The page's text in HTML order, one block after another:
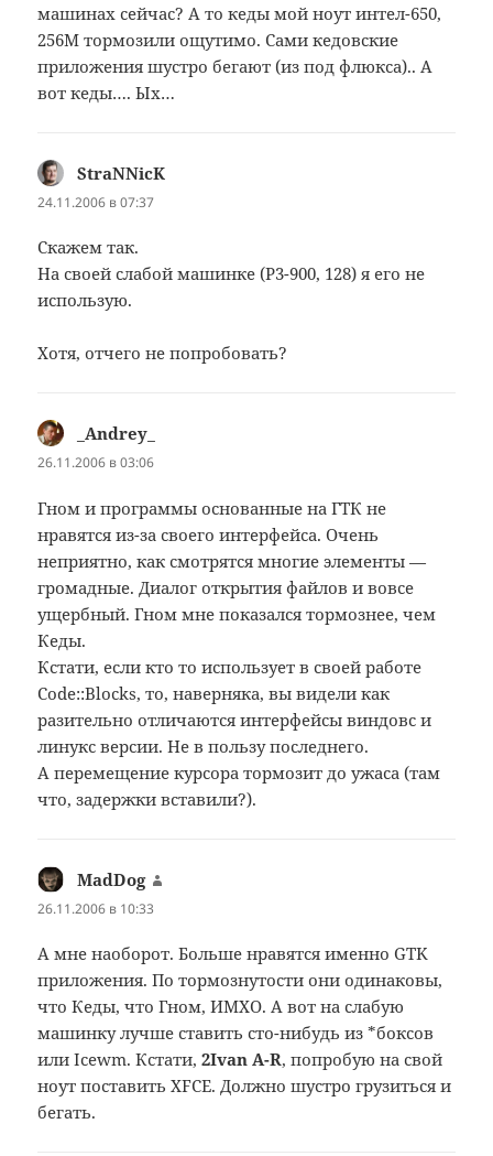
машинах сейчас? А то кеды мой ноут интел-650,
256М тормозили ощутимо. Сами кедовские
приложения шустро бегают (из под флюкса).. А
вот кеды…. Ых…
StraNNicK
24.11.2006 в 07:37
Скажем так.
На своей слабой машинке (P3-900, 128) я его не
использую.
Хотя, отчего не попробовать?
_Andrey_
26.11.2006 в 03:06
Гном и программы основанные на ГТК не
нравятся из-за своего интерфейса. Очень
неприятно, как смотрятся многие элементы —
громадные. Диалог открытия файлов и вовсе
ущербный. Гном мне показался тормознее, чем
Кеды.
Кстати, если кто то использует в своей работе
Code::Blocks, то, наверняка, вы видели как
разительно отличаются интерфейсы виндовс и
линукс версии. Не в пользу последнего.
А перемещение курсора тормозит до ужаса (там
что, задержки вставили?).
MadDog
26.11.2006 в 10:33
А мне наоборот. Больше нравятся именно GTK
приложения. По тормознутости они одинаковы,
что Кеды, что Гном, ИМХО. А вот на слабую
машинку лучше ставить сто-нибудь из *боксов
или Icewm. Кстати,2Ivan A-R, попробую на свой
ноут поставить XFCE. Должно шустро грузиться и
бегать.